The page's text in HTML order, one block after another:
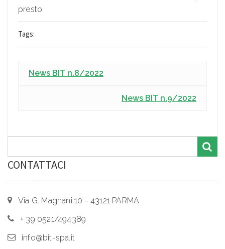
presto.
Tags:
News BIT n.8/2022
News BIT n.9/2022
CONTATTACI
Via G. Magnani 10 - 43121 PARMA
+ 39 0521/494389
info@bit-spa.it